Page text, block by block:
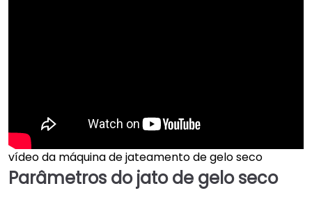
vídeo da máquina de jateamento de gelo seco
Parâmetros do jato de gelo seco